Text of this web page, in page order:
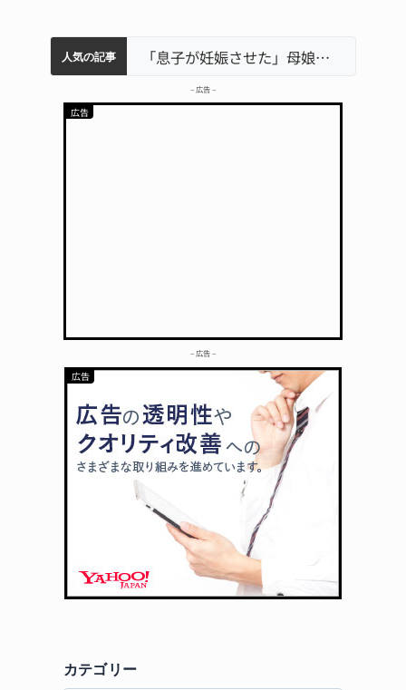
人気の記事
名張市水道料金47％値上げへ 答申案、審議会で大筋まとまる
中学校の陶壁モニュメント 地元建設会社がボランティアで清掃 伊賀名張市立病院のDMAT、熊本地震の被災地へ 能登以来3回目の派遣
特産「白鳳梨」の出荷最盛期 直売所にぎわう 伊賀 「息子が妊娠させた」母娘だまされ400万円詐欺被害 名張
– 広告 –
– 広告 –
カテゴリー